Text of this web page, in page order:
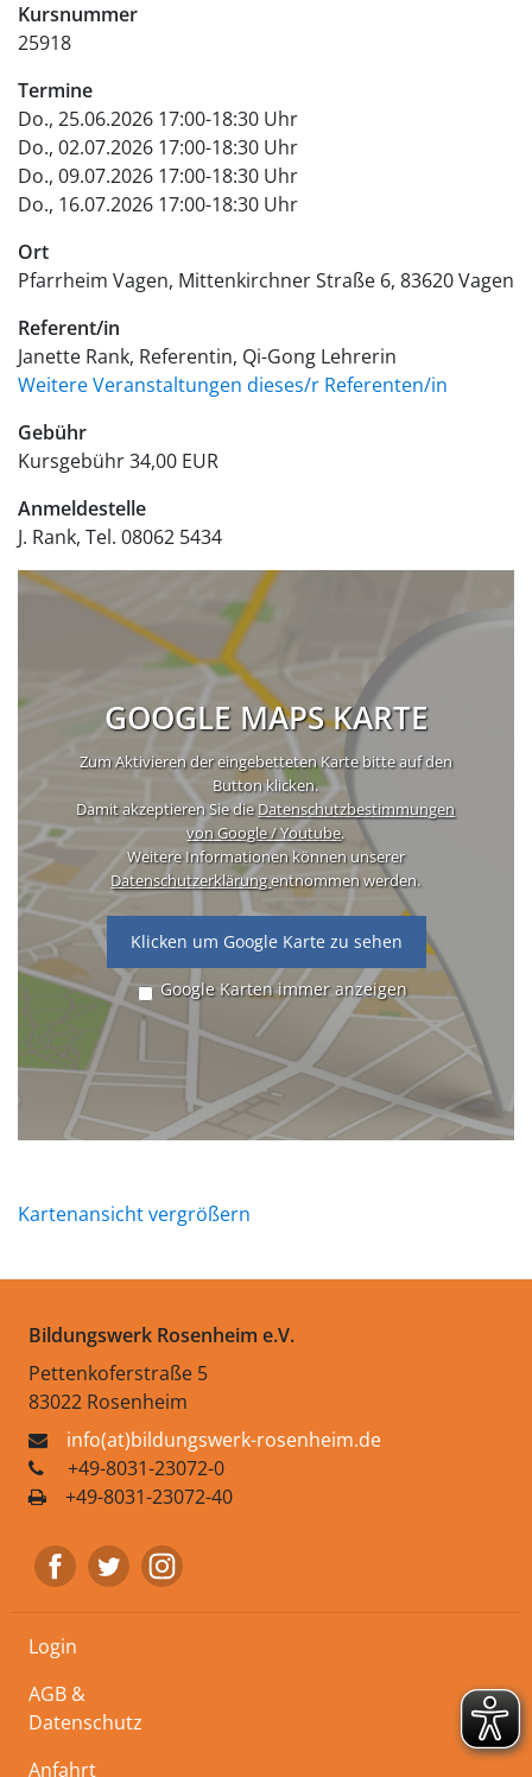
Kursnummer
25918
Termine
Do., 25.06.2026 17:00-18:30 Uhr
Do., 02.07.2026 17:00-18:30 Uhr
Do., 09.07.2026 17:00-18:30 Uhr
Do., 16.07.2026 17:00-18:30 Uhr
Ort
Pfarrheim Vagen Mittenkirchner Straße 6 83620Vagen
Referent/in
Janette Rank, Referentin, Qi-Gong Lehrerin
Weitere Veranstaltungen dieses/r Referenten/in
Gebühr
Kursgebühr34,00 EUR
Anmeldestelle
J. Rank, Tel. 08062 5434
GOOGLE MAPS KARTE
Zum Aktivieren der eingebetteten Karte bitte auf den
Button klicken.
Damit akzeptieren Sie dieDatenschutzbestimmungen
von Google / Youtube.
Weitere Informationen können unserer
Datenschutzerklärungentnommen werden.
Klicken um Google Karte zu sehen
Google Karten immer anzeigen
Kartenansicht vergrößern
Bildungswerk Rosenheim e.V.
Pettenkoferstraße 5
83022 Rosenheim
info(at)bildungswerk-rosenheim.de
+49-8031-23072-0
+49-8031-23072-40
Login
AGB &
Datenschutz
Anfahrt